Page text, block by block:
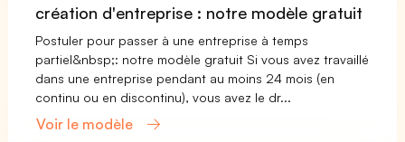
création d'entreprise : notre modèle gratuit
Postuler pour passer à une entreprise à temps
partiel&nbsp;: notre modèle gratuit Si vous avez travaillé
dans une entreprise pendant au moins 24 mois (en
continu ou en discontinu), vous avez le dr...
Voir le modèle